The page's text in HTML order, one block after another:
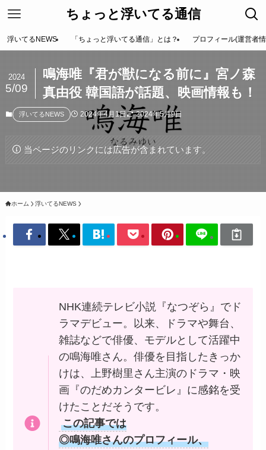
ちょっと浮いてる通信
浮いてるNEWS 「ちょっと浮いてる通信」とは？ プロフィール(運営者
鳴海唯『君が獣になる前に』宮ノ森
真由役 韓国語が話題、映画情報も！
2024
5/09
浮いてるNEWS 2024年4月1日 2024年5月9日
当ページのリンクには広告が含まれています。
ホーム 浮いてるNEWS
NHK連続テレビ小説『なつぞら』でド
ラマデビュー。以来、ドラマや舞台、
雑誌などで俳優、モデルとして活躍中
の鳴海唯さん。俳優を目指したきっか
けは、上野樹里さん主演のドラマ・映
画『のだめカンタービレ』に感銘を受
けたことだそうです。
この記事では
◎鳴海唯さんのプロフィール、